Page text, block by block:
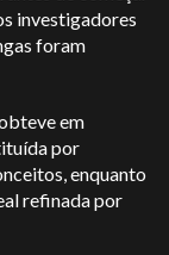
investigadores
foram
em
por
enquanto
refinada por